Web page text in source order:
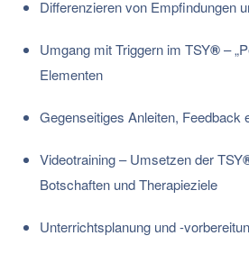
Differenzieren von Empfindungen
Umgang mit Triggern im TSY®–
Elementen
Gegenseitiges Anleiten, Feedback
Videotraining – Umsetzen der TSY
Botschaften und Therapieziele
Unterrichtsplanung und -